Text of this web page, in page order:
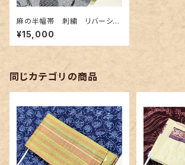
麻の半幅帯 刺繍 リバーシブ
ル
¥15,000
同じカテゴリの商品